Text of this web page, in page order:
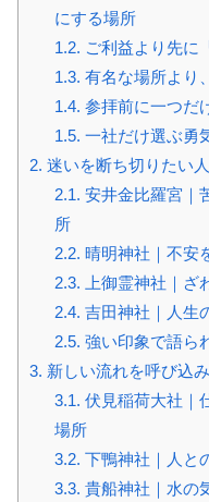
にする場所
1.2. ご利益より先に
1.3. 有名な場所より
1.4. 参拝前に一つだ
1.5. 一社だけ選ぶ勇
2. 迷いを断ち切りたい
2.1. 安井金比羅宮｜
所
2.2. 晴明神社｜不安
2.3. 上御霊神社｜ざ
2.4. 吉田神社｜人生
2.5. 強い印象で語ら
3. 新しい流れを呼び込
3.1. 伏見稲荷大社｜
場所
3.2. 下鴨神社｜人と
3.3. 貴船神社｜水の